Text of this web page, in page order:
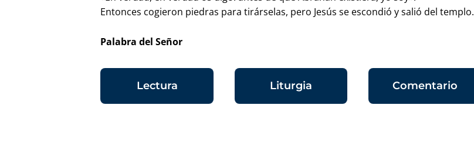
Entonces cogieron piedras para tirárselas, pero Jesús se escondió y salió del templo.
Palabra del Señor
Lectura Liturgia Comentario